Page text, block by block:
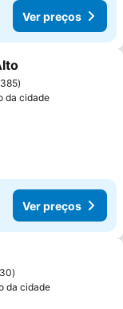
Ver preços
favoritos
385
da cidade
Ver preços
favoritos
30
da cidade